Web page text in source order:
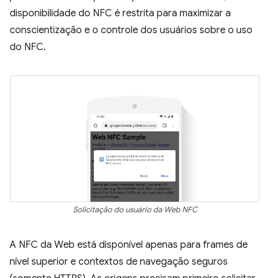
disponibilidade do NFC é restrita para maximizar a
conscientização e o controle dos usuários sobre o uso
do NFC.
Solicitação do usuário da Web NFC
A NFC da Web está disponível apenas para frames de
nível superior e contextos de navegação seguros